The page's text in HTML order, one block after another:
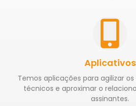
Aplicativos
Temos aplicações para agilizar
técnicos e aproximar o
assinantes.